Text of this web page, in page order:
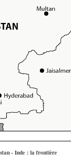
- Inde : la frontière